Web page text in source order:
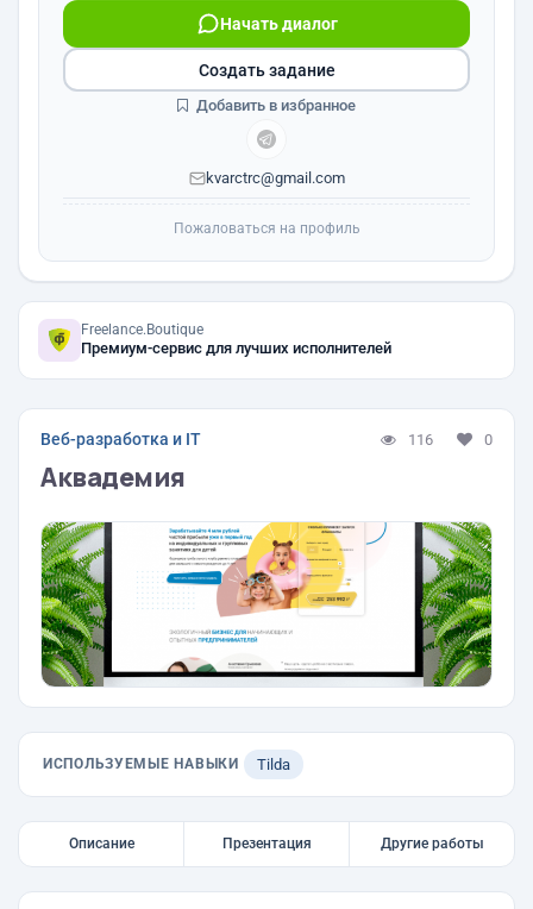
Начать диалог
kvarctrc@gmail.com
Создать задание
Добавить в избранное
Пожаловаться на профиль
Freelance.Boutique
Премиум-сервис для лучших исполнителей
Веб-разработка и IT 116 0
Аквадемия
ИСПОЛЬЗУЕМЫЕ НАВЫКИ Tilda
Описание Презентация Другие работы